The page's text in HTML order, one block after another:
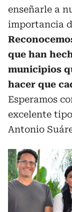
enseñarle a
importancia
que han
municipios
hacer que
Esperamos
excelente
Antonio